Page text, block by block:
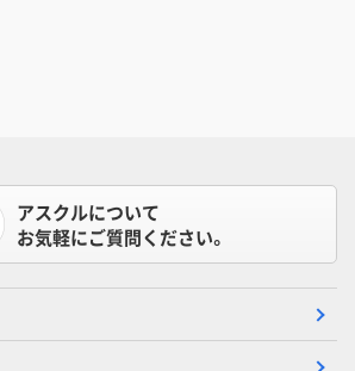
アスクルについて
お気軽にご質問ください。